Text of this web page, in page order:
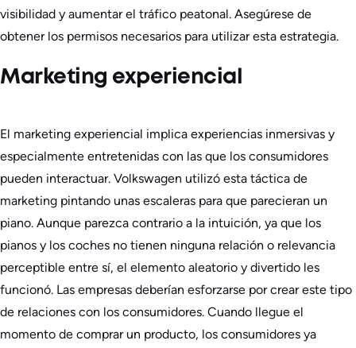
visibilidad y aumentar el tráfico peatonal. Asegúrese de
obtener los permisos necesarios para utilizar esta estrategia.
Marketing experiencial
El marketing experiencial implica experiencias inmersivas y
especialmente entretenidas con las que los consumidores
pueden interactuar. Volkswagen utilizó esta táctica de
marketing pintando unas escaleras para que parecieran un
piano. Aunque parezca contrario a la intuición, ya que los
pianos y los coches no tienen ninguna relación o relevancia
perceptible entre sí, el elemento aleatorio y divertido les
funcionó. Las empresas deberían esforzarse por crear este tipo
de relaciones con los consumidores. Cuando llegue el
momento de comprar un producto, los consumidores ya